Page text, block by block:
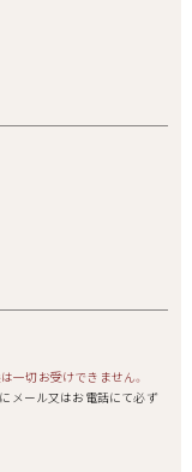
一切お受けできません。
にメール又はお電話にて必ず